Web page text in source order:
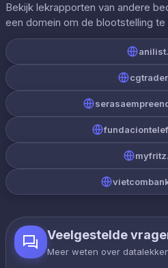
Bekijk lekrapporten van andere
een domein om de blootstelling te
Veelgestelde
Meer weten over